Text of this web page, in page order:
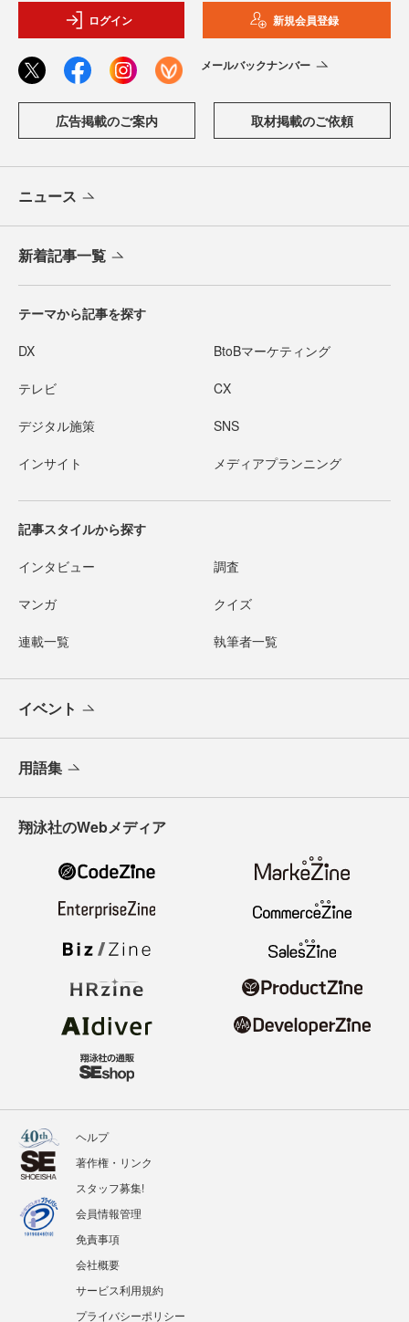
ログイン 新規会員登録
メールバックナンバー
広告掲載のご案内 取材掲載のご依頼
ニュース
新着記事一覧
テーマから記事を探す
DX BtoBマーケティング
テレビ CX
デジタル施策 SNS
インサイト メディアプランニング
記事スタイルから探す
インタビュー 調査
マンガ クイズ
連載一覧 執筆者一覧
イベント
用語集
翔泳社のWebメディア
ヘルプ
著作権・リンク
スタッフ募集!
会員情報管理
免責事項
会社概要
サービス利用規約
プライバシーポリシー